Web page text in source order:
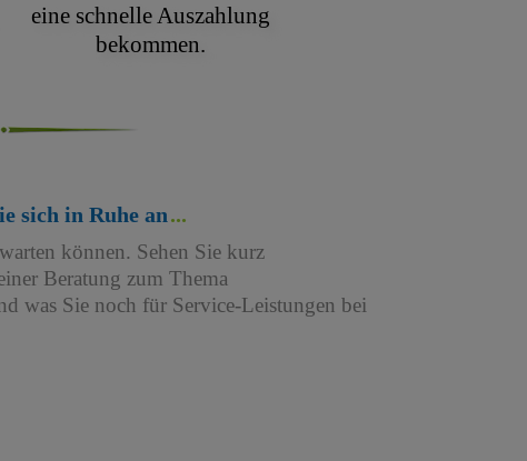
eine schnelle Auszahlung
bekommen.
sich in Ruhe an
können. Sehen Sie kurz
Beratung zum Thema
was Sie noch für Service-Leistungen bei